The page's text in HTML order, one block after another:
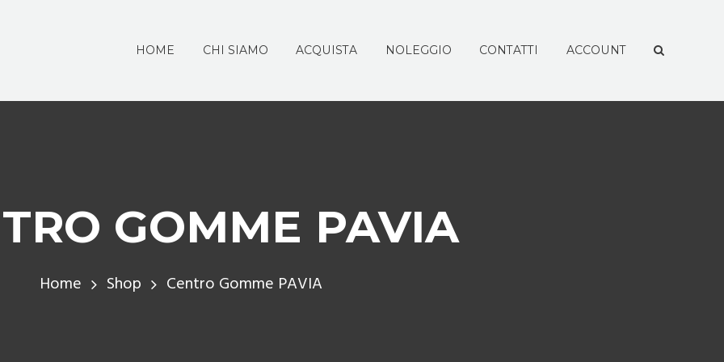
HOME CHI SIAMO ACQUISTA NOLEGGIO CONTATTI ACCOUNT
GOMME PAVIA
Home Shop Centro Gomme PAVIA